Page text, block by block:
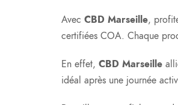
Avec CBD Marseille,
certifiées COA. Chaque
En effet, CBD Marseille
idéal après une journée